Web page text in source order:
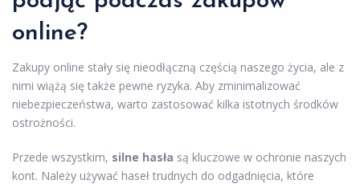
online?
Zakupy online stały się nieodłączną częścią naszego życia, ale z
nimi wiążą się także pewne ryzyka. Aby zminimalizować
niebezpieczeństwa, warto zastosować kilka istotnych środków
ostrożności.
Przede wszystkim, silne hasła są kluczowe w ochronie naszych
kont. Należy używać haseł trudnych do odgadnięcia, które